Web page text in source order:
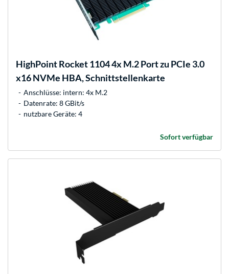
HighPointRocket 1104 4x M.2 Port zu PCIe 3.0
x16 NVMe HBA, Schnittstellenkarte
Anschlüsse: intern: 4x M.2
Datenrate: 8 GBit/s
nutzbare Geräte: 4
Sofort verfügbar